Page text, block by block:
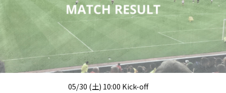
05/30 (土) 10:00 Kick-off